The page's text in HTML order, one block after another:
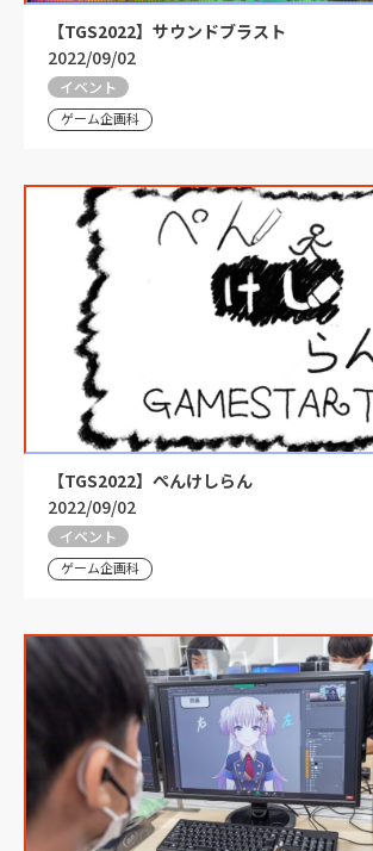
【TGS2022】サウンドブラスト
2022/09/02
イベント
ゲーム企画科
【TGS2022】ぺんけしらん
2022/09/02
イベント
ゲーム企画科